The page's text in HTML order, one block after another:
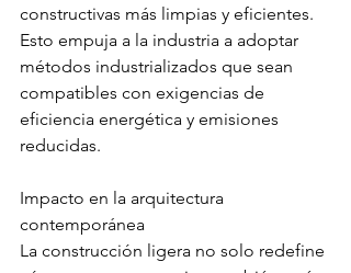
constructivas más limpias y eficientes.
Esto empuja a la industria a adoptar
métodos industrializados que sean
compatibles con exigencias de
eficiencia energética y emisiones
reducidas.
Impacto en la arquitectura
contemporánea
La construcción ligera no solo redefine